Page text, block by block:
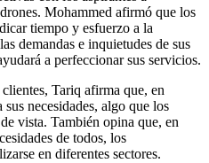
Mohammed afirmó que los
tiempo y esfuerzo a la
demandas e inquietudes de sus
a perfeccionar sus servicios.
Tariq afirma que, en
necesidades, algo que los
vista. También opina que, en
de todos, los
en diferentes sectores.